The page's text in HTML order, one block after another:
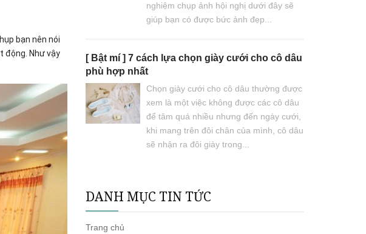
bạn nên nói
động. Như vậy
nghiệm chụp ảnh hội nghị dưới đây sẽ
giúp bạn có được bức ảnh đẹp...
[ Bật mí ] 7 cách lựa chọn giày cưới cho cô dâu
phù hợp nhất
Chọn giày cưới cho cô dâu thường được
xem là một việc không được các cô dâu
để tâm quá nhiều nhưng đến ngày cưới,
khi mang trên đôi chân của mình, cô dâu
sẽ nhận ra đôi giày trong...
DANH MỤC TIN TỨC
Trang chủ